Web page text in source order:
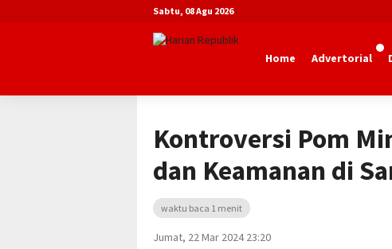
Sabtu, 08 Agu 2026
Home Advertorial
Kontroversi Pom
dan Keamanan di
waktu baca 1 menit
Jumat, 22 Mar 2024 23:20